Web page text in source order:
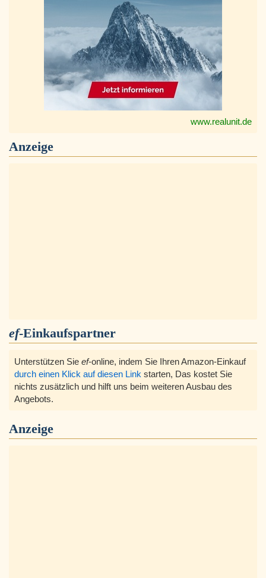
www.realunit.de
Anzeige
ef-Einkaufspartner
Unterstützen Sie ef-online, indem Sie Ihren Amazon-Einkauf
durch einen Klick auf diesen Link starten, Das kostet Sie
nichts zusätzlich und hilft uns beim weiteren Ausbau des
Angebots.
Anzeige